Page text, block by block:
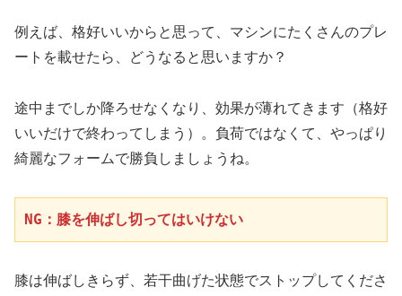
例えば、格好いいからと思って、マシンにたくさんのプレ
ートを載せたら、どうなると思いますか？
途中までしか降ろせなくなり、効果が薄れてきます（格好
いいだけで終わってしまう）。負荷ではなくて、やっぱり
綺麗なフォームで勝負しましょうね。
NG：膝を伸ばし切ってはいけない
膝は伸ばしきらず、若干曲げた状態でストップしてくださ